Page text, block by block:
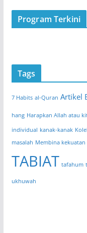
Program Terkini
Tags
7 Habits al-Quran Artikel
hang Harapkan Allah atau
individual kanak-kanak
masalah Membina
TABIAT tafahum
ukhuwah